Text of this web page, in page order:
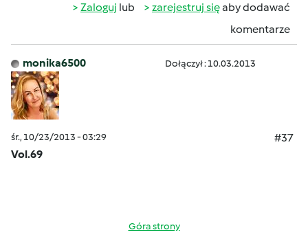
Zaloguj lub zarejestruj sięaby dodawać
komentarze
monika6500 Dołączył : 10.03.2013
śr., 10/23/2013 - 03:29
#37
Vol.69
Góra strony